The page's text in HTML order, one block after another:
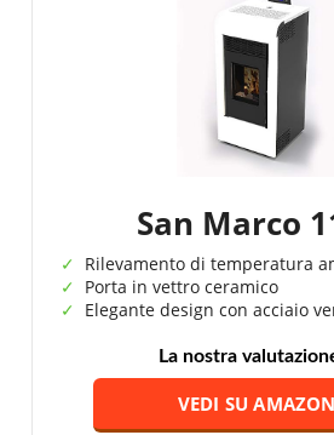
San Marco
Rilevamento di temperatura
Porta in vettro ceramico
Elegante design con acciaio
La nostra
VEDI SU